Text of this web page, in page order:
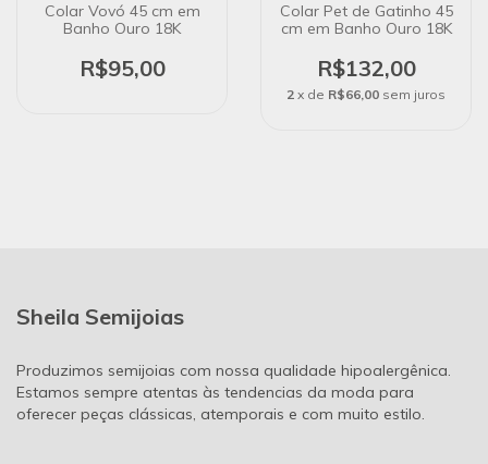
Colar Vovó 45 cm em
Banho Ouro 18K
R$95,00
Colar Pet de Gatinho 45
cm em Banho Ouro 18K
R$132,00
2 x de R$66,00 sem juros
Sheila Semijoias
Produzimos semijoias com nossa qualidade hipoalergênica.
Estamos sempre atentas às tendencias da moda para
oferecer peças clássicas, atemporais e com muito estilo.